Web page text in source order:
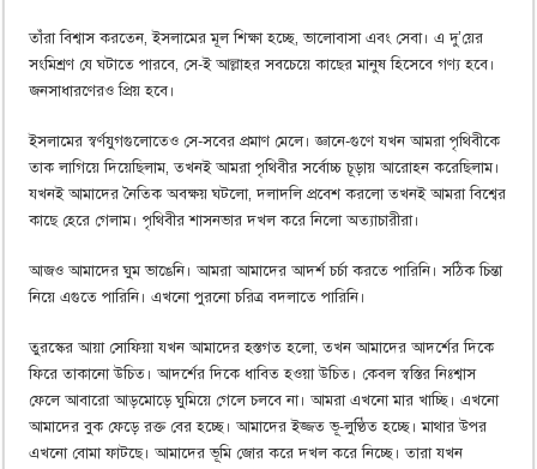
তাঁরা বিশ্বাস করতেন, ইসলামের মূল শিক্ষা হচ্ছে, ভালোবাসা এবং সেবা। এ দু’য়ের
সংমিশ্রণ যে ঘটাতে পারবে, সে-ই আল্লাহর সবচেয়ে কাছের মানুষ হিসেবে গণ্য হবে।
জনসাধারণেরও প্রিয় হবে।
ইসলামের স্বর্ণযুগগুলোতেও সে-সবের প্রমাণ মেলে। জ্ঞানে-গুণে যখন আমরা পৃথিবীকে
তাক লাগিয়ে দিয়েছিলাম, তখনই আমরা পৃথিবীর সর্বোচ্চ চূড়ায় আরোহন করেছিলাম।
যখনই আমাদের নৈতিক অবক্ষয় ঘটলো, দলাদলি প্রবেশ করলো তখনই আমরা বিশ্বের
কাছে হেরে গেলাম। পৃথিবীর শাসনভার দখল করে নিলো অত্যাচারীরা।
আজও আমাদের ঘুম ভাঙেনি। আমরা আমাদের আদর্শ চর্চা করতে পারিনি। সঠিক চিন্তা
নিয়ে এগুতে পারিনি। এখনো পুরনো চরিত্র বদলাতে পারিনি।
তুরস্কের আয়া সোফিয়া যখন আমাদের হস্তগত হলো, তখন আমাদের আদর্শের দিকে
ফিরে তাকানো উচিত। আদর্শের দিকে ধাবিত হওয়া উচিত। কেবল স্বস্তির নিঃশ্বাস
ফেলে আবারো আড়মোড়ে ঘুমিয়ে গেলে চলবে না। আমরা এখনো মার খাচ্ছি। এখনো
আমাদের বুক ফেড়ে রক্ত বের হচ্ছে। আমাদের ইজ্জত ভূ-লুণ্ঠিত হচ্ছে। মাথার উপর
এখনো বোমা ফাটছে। আমাদের ভূমি জোর করে দখল করে নিচ্ছে। তারা যখন